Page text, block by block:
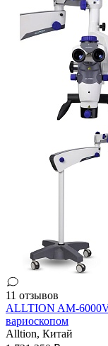
11 отзывов
ALLTION AM-6000V
вариоскопом
Alltion, Китай